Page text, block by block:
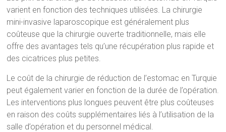
varient en fonction des techniques utilisées. La chirurgie
mini-invasive laparoscopique est généralement plus
coûteuse que la chirurgie ouverte traditionnelle, mais elle
offre des avantages tels qu’une récupération plus rapide et
des cicatrices plus petites.
Le coût de la chirurgie de réduction de l’estomac en Turquie
peut également varier en fonction de la durée de l’opération.
Les interventions plus longues peuvent être plus coûteuses
en raison des coûts supplémentaires liés à l’utilisation de la
salle d’opération et du personnel médical.